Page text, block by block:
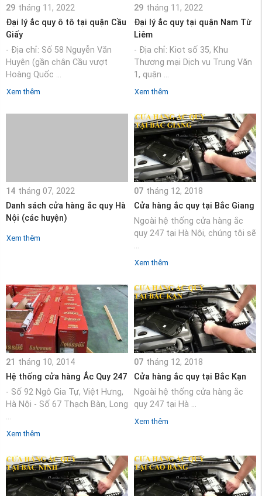
29 tháng 11, 2022
Đại lý ắc quy ô tô tại quận Cầu
Giấy
- Địa chỉ: Số 58 Nguyễn Văn
Huyên (gần chân Cầu vượt
Hoàng Quốc ...
Xem thêm
29 tháng 11, 2022
Đại lý ắc quy tại quận Nam Từ
Liêm
- Địa chỉ: Kiot số 35, Khu
Thương mại Dịch vụ Trung Văn
1, quận ...
Xem thêm
14 tháng 07, 2022
Danh sách cửa hàng ắc quy Hà
Nội (các huyện)
Xem thêm
07 tháng 12, 2018
Cửa hàng ắc quy tại Bắc Giang
Ngoài hệ thống cửa hàng ắc
quy 247 tại Hà Nội, chúng tôi sẽ
...
Xem thêm
21 tháng 10, 2014
Hệ thống cửa hàng Ắc Quy 247
- Số 92 Ngô Gia Tự, Việt Hưng,
Hà Nội - Số 67 Thạch Bàn, Long
...
Xem thêm
07 tháng 12, 2018
Cửa hàng ắc quy tại Bắc Kạn
Ngoài hệ thống cửa hàng ắc
quy 247 tại Hà ...
Xem thêm